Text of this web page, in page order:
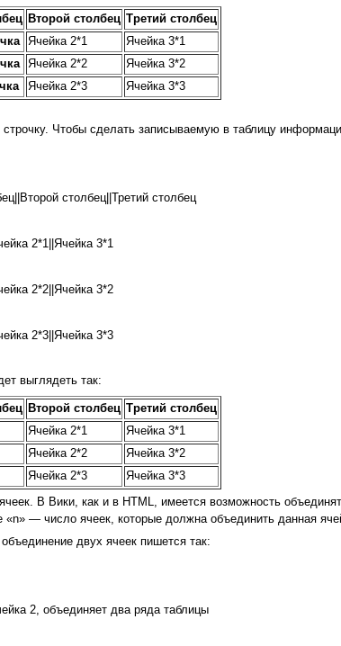
Второй столбец Третий столбец
Ячейка 2*1
Ячейка 3*1
Ячейка 2*2
Ячейка 3*2
Ячейка 2*3 Ячейка 3*3
Чтобы сделать записываемую в таблицу
столбец||Третий столбец
2*1||Ячейка 3*1
2*2||Ячейка 3*2
2*3||Ячейка 3*3
выглядеть так:
Второй столбец Третий столбец
Ячейка 2*1
Ячейка 3*1
Ячейка 2*2
Ячейка 3*2
Ячейка 2*3 Ячейка 3*3
В Вики, как и в HTML, имеется возможность
«n» — число ячеек, которые должна объединить данная
двух ячеек пишется так:
2, объединяет два ряда таблицы